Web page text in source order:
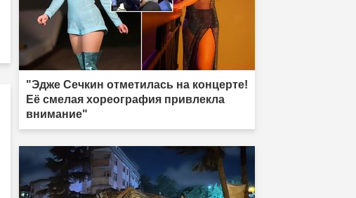
"Эдже Сечкин отметилась на концерте!
Её смелая хореография привлекла
внимание"